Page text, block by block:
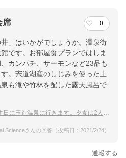
席 0
」はいかがでしょうか。温泉街
です。お部屋食プランではしま
カンパチ、サーモンなど23品も
。宍道湖産のしじみを使った土
も滝や竹林を配した露天風呂で
に行きます。夕食は2人きりで楽しみたいので部屋食のある宿はありますか？
Scienceさんの回答（投稿日：2021/2/24）
通報する